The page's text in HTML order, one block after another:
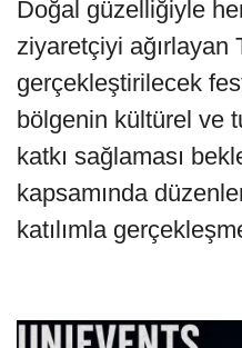
Doğal güzelliğiyle
ziyaretçiyi ağırlayan
gerçekleştirilecek
bölgenin kültürel ve
katkı sağlaması
kapsamında
katılımla